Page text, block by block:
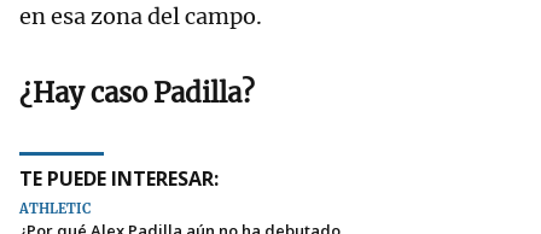
en esa zona del campo.
¿Hay caso Padilla?
TE PUEDE INTERESAR:
ATHLETIC